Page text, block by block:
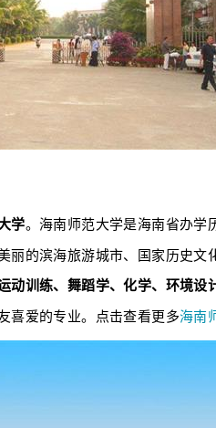
学。海南师范大学是海南省办学
的滨海旅游城市、国家历史文
动训练、舞蹈学、化学、环境设
喜爱的专业。点击查看更多海南